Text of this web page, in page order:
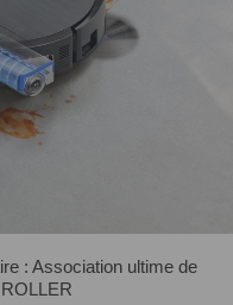
: Association ultime de